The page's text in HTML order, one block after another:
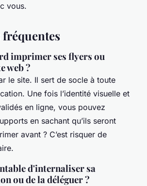
vous.
imprimer ses flyers ou
web ?
le site. Il sert de socle à toute
Une fois l’identité visuelle et
en ligne, vous pouvez
en sachant qu’ils seront
avant ? C’est risquer de
d'internaliser sa
ou de la déléguer ?